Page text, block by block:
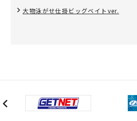
大物泳がせ仕掛ビッグベイトver.